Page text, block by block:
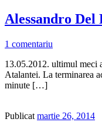
Alessandro Del
1 comentariu
13.05.2012. ultimul meci
Atalantei. La terminarea
minute […]
Publicat martie 26, 2014